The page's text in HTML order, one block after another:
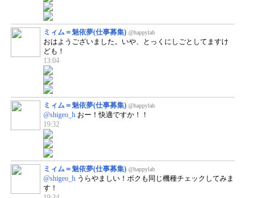
ミィム＝魅依夢(仕事募集) @happylab
おはようございました。いや、とっくにしごとしてますけ
ども！
13:04
ミィム＝魅依夢(仕事募集) @happylab
@shigeo_h おー！快適ですか！！
19:32
ミィム＝魅依夢(仕事募集) @happylab
@shigeo_h うらやましい！ボクも同じ機種チェックしてみま
す！